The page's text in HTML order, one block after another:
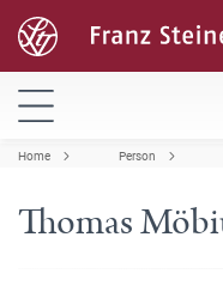
Home Person
Thomas